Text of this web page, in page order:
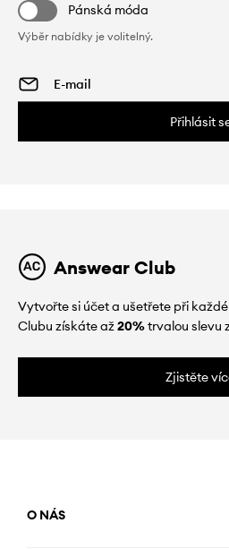
Pánská móda
Výběr nabídky je volitelný.
Přihlásit
Answear Club
Vytvořte si účet a ušetřete při
Clubu získáte až20%trvalou slevu
Zjistěte
O NÁS